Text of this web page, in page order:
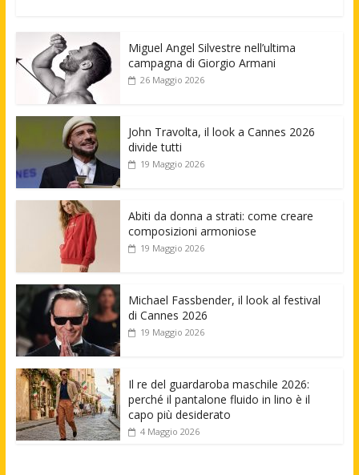
Miguel Angel Silvestre nell’ultima
campagna di Giorgio Armani
26 Maggio 2026
John Travolta, il look a Cannes 2026
divide tutti
19 Maggio 2026
Abiti da donna a strati: come creare
composizioni armoniose
19 Maggio 2026
Michael Fassbender, il look al festival
di Cannes 2026
19 Maggio 2026
Il re del guardaroba maschile 2026:
perché il pantalone fluido in lino è il
capo più desiderato
4 Maggio 2026